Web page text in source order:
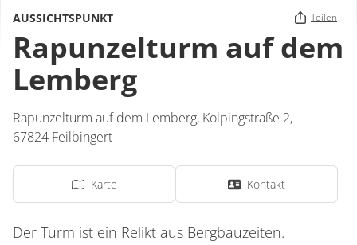
AUSSICHTSPUNKT Teilen
Rapunzelturm auf dem
Lemberg
Rapunzelturm auf dem Lemberg, Kolpingstraße 2,
67824 Feilbingert
Karte Kontakt
Der Turm ist ein Relikt aus Bergbauzeiten.